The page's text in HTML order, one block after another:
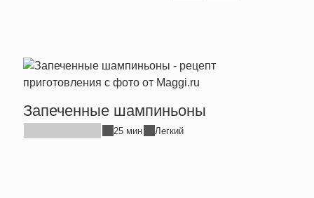
Запеченные шампиньоны
25 мин Легкий